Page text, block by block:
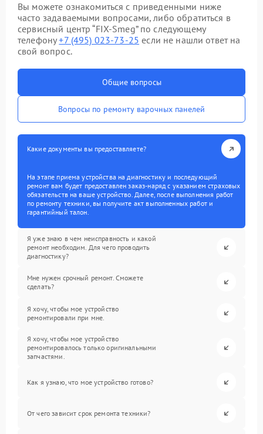
Вы можете ознакомиться с приведенными ниже
часто задаваемыми вопросами, либо обратиться в
сервисный центр “FIX-Smeg” по следующему
телефону+7 (495) 023-73-25 если не нашли ответ на
свой вопрос.
Общие вопросы
Вопросы по ремонту варочных панелей
Какие документы вы предоставляете?
На этапе приема устройства на диагностику и последующий
ремонт вам будет предоставлен заказ-наряд с указанием страховых
обязательств на ваше устройство. Далее, после выполнения работ
по ремонту техники, вы получите акт выполненных работ и
гарантийный талон.
Я уже знаю в чем неисправность и какой
ремонт необходим. Для чего проводить
диагностику?
Мне нужен срочный ремонт. Сможете
сделать?
Я хочу, чтобы мое устройство
ремонтировали при мне.
Я хочу, чтобы мое устройство
ремонтировалось только оригинальными
запчастями.
Как я узнаю, что мое устройство готово?
От чего зависит срок ремонта техники?